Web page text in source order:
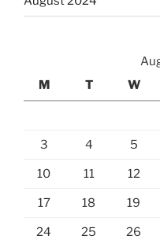
M
T W
3 4 5
10 11 12
17 18 19
24 25 26